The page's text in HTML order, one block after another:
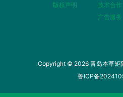
版权声明
技术合作
广告服务
Copyright © 2026 青岛本草矩
鲁ICP备